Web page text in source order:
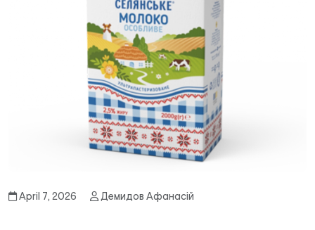
April 7, 2026 Демидов Афанасій